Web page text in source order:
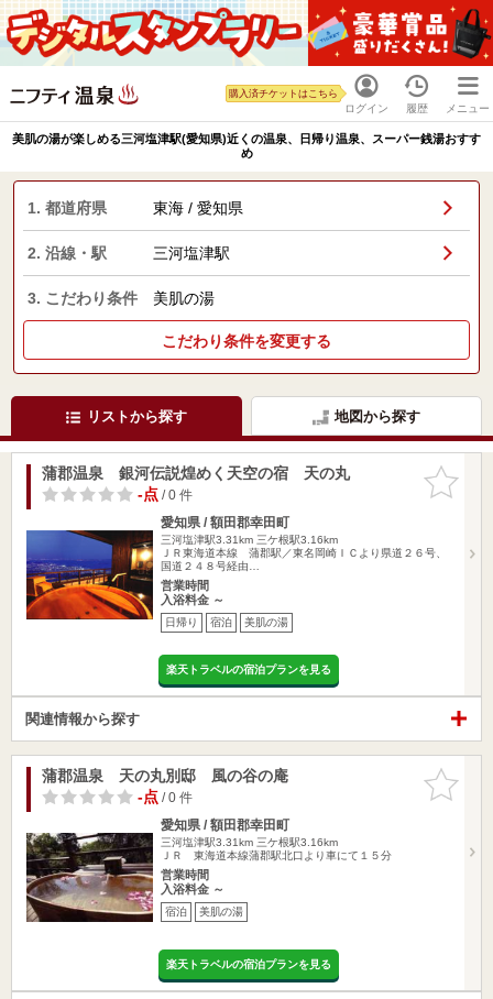
ログイン
購入済チケットはこちら
履歴 メニュー
美肌の湯が楽しめる三河塩津駅(愛知県)近くの温泉、日帰り温泉、スーパー銭湯おすす
め
1. 都道府県 東海 / 愛知県
2. 沿線・駅 三河塩津駅
3. こだわり条件 美肌の湯
こだわり条件を変更する
リストから探す 地図から探す
お気に入
りに追加
蒲郡温泉 銀河伝説煌めく天空の宿 天の丸
-点/ 0 件
愛知県 / 額田郡幸田町
三河塩津駅3.31km 三ケ根駅3.16km
ＪＲ東海道本線 蒲郡駅／東名岡崎ＩＣより県道２６号、
国道２４８号経由…
営業時間
入浴料金 ～
日帰り 宿泊 美肌の湯
楽天トラベルの宿泊プランを見る
関連情報から探す
お気に入
りに追加
蒲郡温泉 天の丸別邸 風の谷の庵
-点/ 0 件
愛知県 / 額田郡幸田町
三河塩津駅3.31km 三ケ根駅3.16km
ＪＲ 東海道本線蒲郡駅北口より車にて１５分
営業時間
入浴料金 ～
宿泊 美肌の湯
楽天トラベルの宿泊プランを見る